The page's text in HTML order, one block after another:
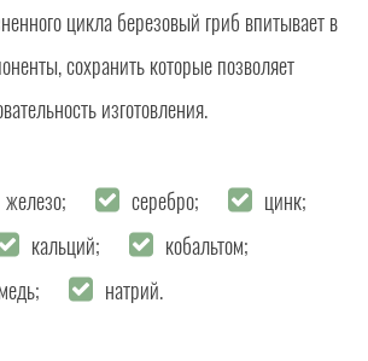
цикла березовый гриб впитывает в
сохранить которые позволяет
изготовления.
железо; серебро;
цинк;
кальций;
кобальтом;
медь; натрий.